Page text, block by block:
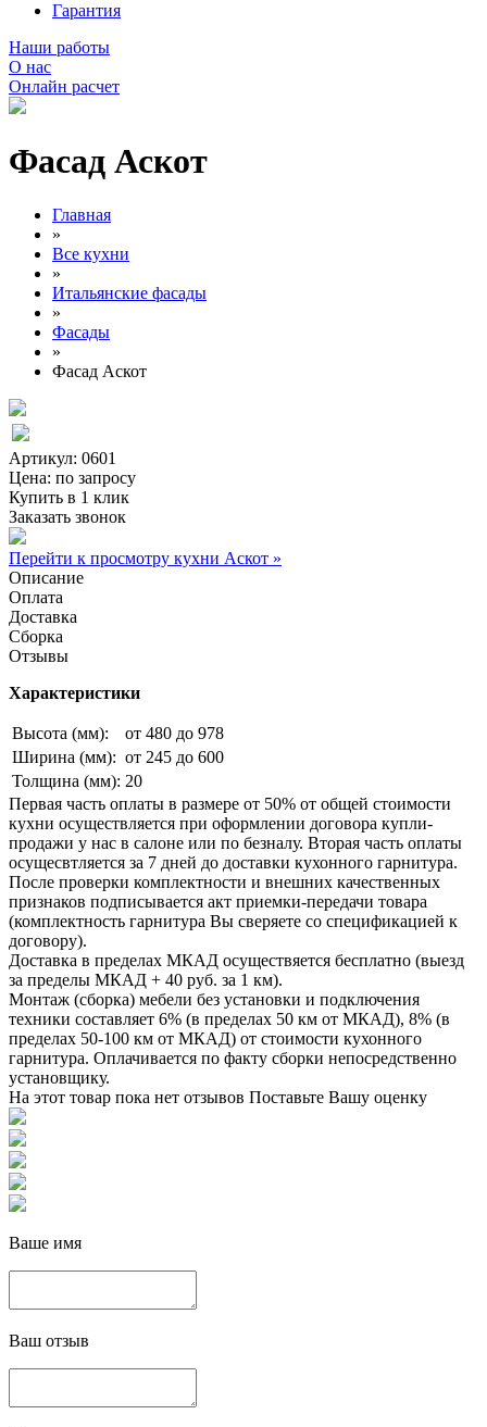
Гарантия
Наши работы
О нас
Онлайн расчет
Фасад Аскот
Главная
»
Все кухни
»
Итальянские фасады
»
Фасады
»
Фасад Аскот
Артикул: 0601
Цена: по запросу
Купить в 1 клик
Заказать звонок
Перейти к просмотру кухни Аскот »
Описание
Оплата
Доставка
Сборка
Отзывы
Характеристики
Высота (мм):
от 480 до 978
Ширина (мм): от 245 до 600
Толщина (мм): 20
Первая часть оплаты в размере от 50% от общей стоимости
кухни осуществляется при оформлении договора купли-
продажи у нас в салоне или по безналу. Вторая часть оплаты
осущесвтляется за 7 дней до доставки кухонного гарнитура.
После проверки комплектности и внешних качественных
признаков подписывается акт приемки-передачи товара
(комплектность гарнитура Вы сверяете со спецификацией к
договору).
Доставка в пределах МКАД осуществяется бесплатно (выезд
за пределы МКАД + 40 руб. за 1 км).
Монтаж (сборка) мебели без установки и подключения
техники составляет 6% (в пределах 50 км от МКАД), 8% (в
пределах 50-100 км от МКАД) от стоимости кухонного
гарнитура. Оплачивается по факту сборки непосредственно
установщику.
На этот товар пока нет отзывов Поставьте Вашу оценку
Ваше имя
Ваш отзыв